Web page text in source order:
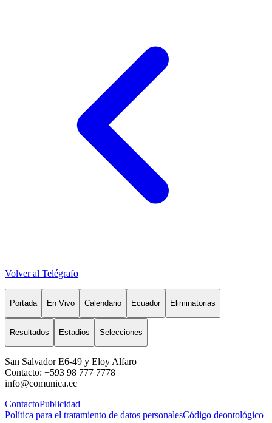
Volver al Telégrafo
Portada En Vivo Calendario Ecuador Eliminatorias
Resultados Estadios Selecciones
San Salvador E6-49 y Eloy Alfaro
Contacto: +593 98 777 7778
info@comunica.ec
ContactoPublicidad
Política para el tratamiento de datos personalesCódigo deontológico